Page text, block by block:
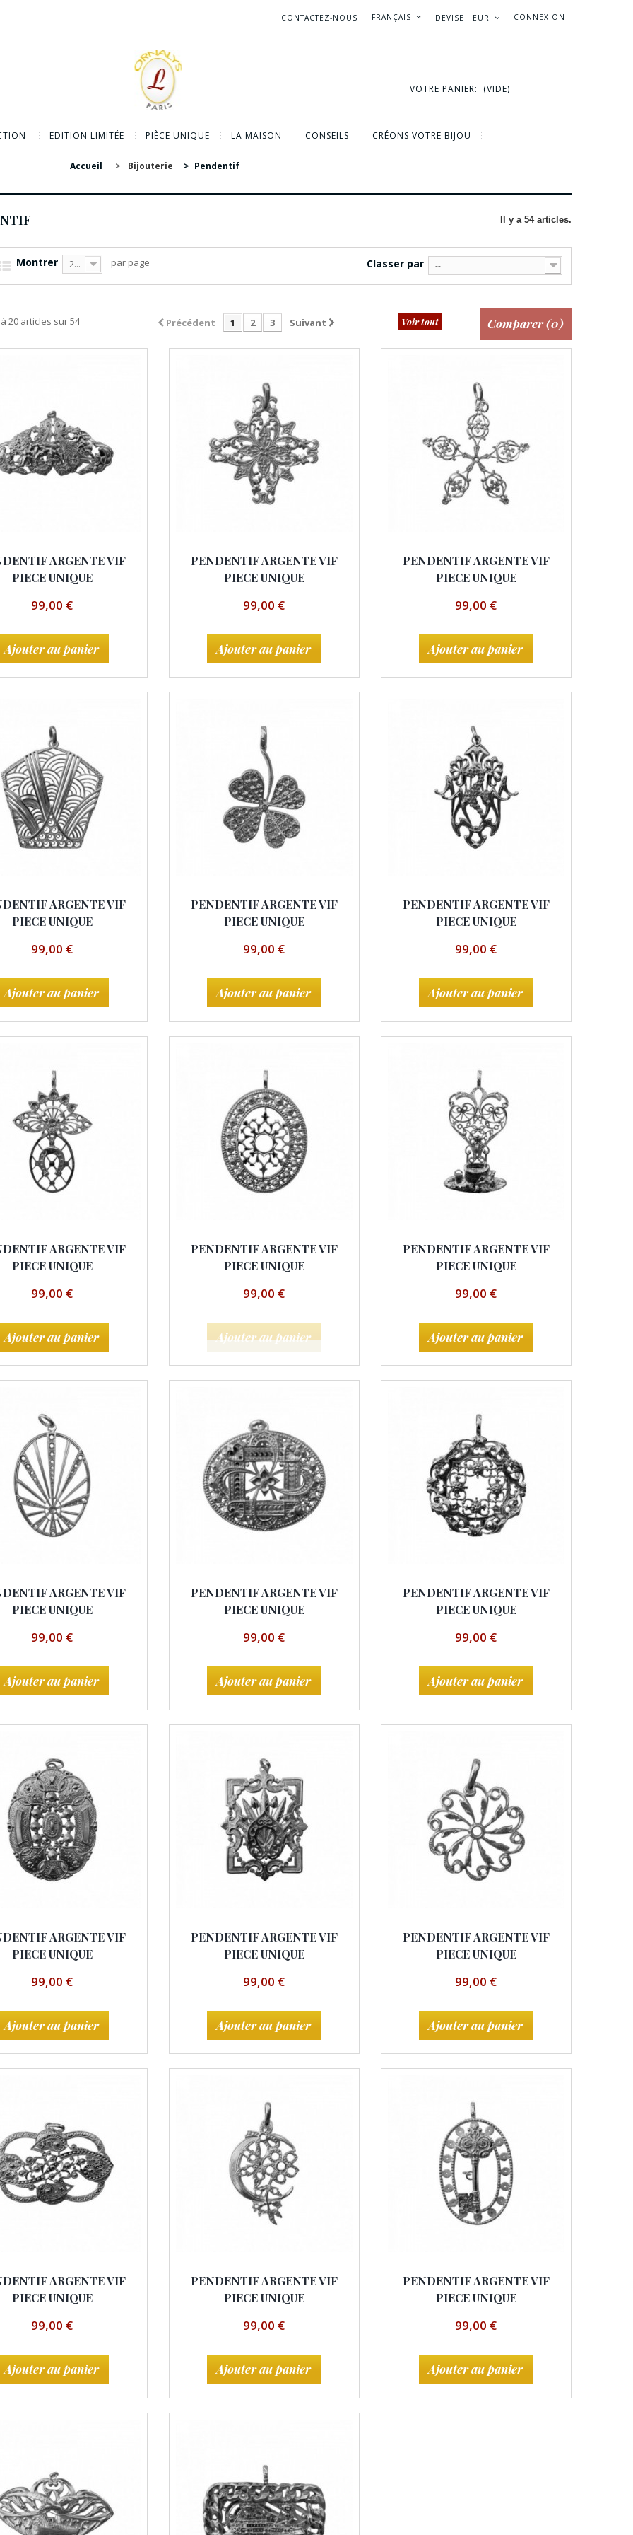
CONNEXION
DEVISE : EUR
FRANÇAIS
CONTACTEZ-NOUS
VOTRE PANIER: (VIDE)
EDITION LIMITÉE PIÈCE UNIQUE LA MAISON CONSEILS CRÉONS VOTRE BIJOU
Accueil > Bijouterie > Pendentif
Il y a 54 articles.
Classer par --
Montrer 20 par page
Comparer (0)
Voir tout
Précédent 1 2 3 Suivant
20 articles sur 54
ARGENTE VIF
PIECE UNIQUE
99,00 €
Ajouter au panier
PENDENTIF ARGENTE VIF
PIECE UNIQUE
99,00 €
Ajouter au panier
PENDENTIF ARGENTE VIF
PIECE UNIQUE
99,00 €
Ajouter au panier
ARGENTE VIF
PIECE UNIQUE
99,00 €
Ajouter au panier
PENDENTIF ARGENTE VIF
PIECE UNIQUE
99,00 €
Ajouter au panier
PENDENTIF ARGENTE VIF
PIECE UNIQUE
99,00 €
Ajouter au panier
ARGENTE VIF
PIECE UNIQUE
99,00 €
Ajouter au panier
PENDENTIF ARGENTE VIF
PIECE UNIQUE
99,00 €
Ajouter au panier
PENDENTIF ARGENTE VIF
PIECE UNIQUE
99,00 €
Ajouter au panier
ARGENTE VIF
PIECE UNIQUE
99,00 €
Ajouter au panier
PENDENTIF ARGENTE VIF
PIECE UNIQUE
99,00 €
Ajouter au panier
PENDENTIF ARGENTE VIF
PIECE UNIQUE
99,00 €
Ajouter au panier
ARGENTE VIF
PIECE UNIQUE
99,00 €
Ajouter au panier
PENDENTIF ARGENTE VIF
PIECE UNIQUE
99,00 €
Ajouter au panier
PENDENTIF ARGENTE VIF
PIECE UNIQUE
99,00 €
Ajouter au panier
ARGENTE VIF
PIECE UNIQUE
99,00 €
Ajouter au panier
PENDENTIF ARGENTE VIF
PIECE UNIQUE
99,00 €
Ajouter au panier
PENDENTIF ARGENTE VIF
PIECE UNIQUE
99,00 €
Ajouter au panier